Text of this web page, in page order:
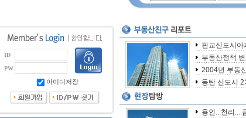
ID
PW
아이디저장
판교신도시아
부동산정책
2004년 부동
동탄 신도시
용인...천리....